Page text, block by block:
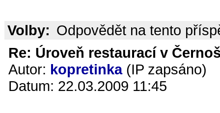
Volby: Odpovědět na tento
Re: Úroveň restaurací v
Autor: kopretinka(IP zapsáno)
Datum: 22.03.2009 11:45